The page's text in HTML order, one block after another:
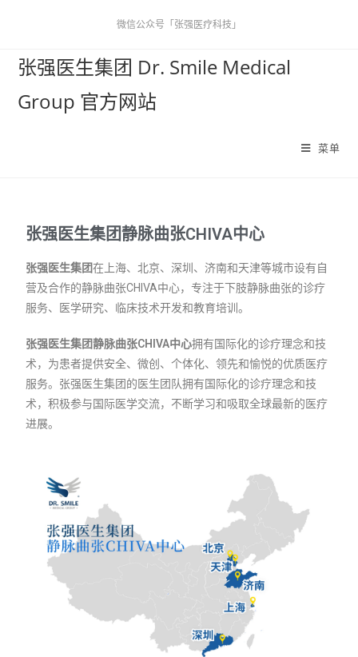
微信公众号「张强医疗科技」
张强医生集团 Dr. Smile Medical
Group 官方网站
菜单
张强医生集团静脉曲张CHIVA中心
张强医生集团在 上海、北京、深圳、 济南和天津等城市设有自
营及合作的静脉曲张CHIVA中心，专注于下肢静脉曲张的诊疗
服务、医学研究、临床技术开发和教育培训。
张强医生集团静脉曲张CHIVA中心拥有国际化的诊疗理念和技
术，为患者提供安全、微创、个体化、领先和愉悦的优质医疗
服务。 张强医生集团的医生团队拥有国际化的诊疗理念和技
术，积极参与国际医学交流，不断学习和吸取全球最新的医疗
进展。